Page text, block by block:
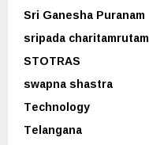
Sri Ganesha Puranam
sripada charitamrutam
STOTRAS
swapna shastra
Technology
Telangana